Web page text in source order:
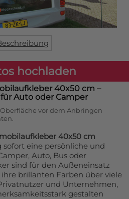
hochladen
40x50 cm –
Auto oder Camper
vor dem Anbringen
40x50 cm
eine persönliche und
Auto, Bus oder
sind für den Außeneinsatz
brillanten Farben über viele
und Unternehmen,
gestalten